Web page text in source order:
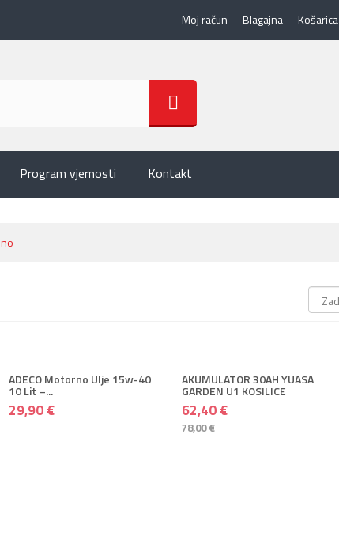
Moj račun Blagajna Košarica
Program vjernosti Kontakt
ADECO Motorno Ulje 15w-40
10 Lit –...
29,90 €
AKUMULATOR 30AH YUASA
GARDEN U1 KOSILICE
62,40 €
78,00 €
+ DODAJ U KOŠARICU